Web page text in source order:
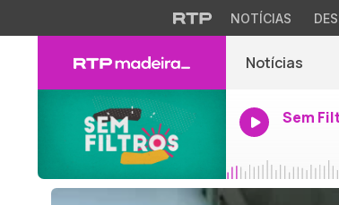
NOTÍCIAS
Notícias
Sem